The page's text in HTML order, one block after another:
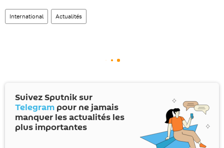
International Actualités
Suivez Sputnik sur
Telegram pour ne jamais
manquer les actualités les
plus importantes